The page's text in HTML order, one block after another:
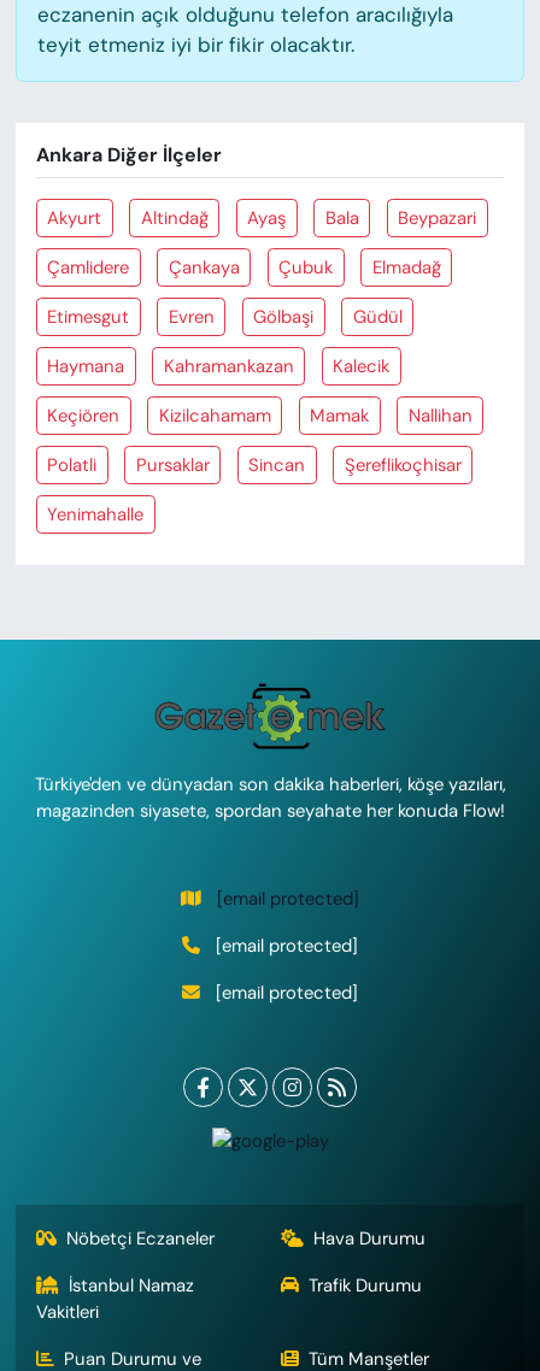
eczanenin açık olduğunu telefon aracılığıyla
teyit etmeniz iyi bir fikir olacaktır.
Ankara Diğer İlçeler
Akyurt Altindağ Ayaş Bala Beypazari
Çamlidere Çankaya Çubuk Elmadağ
Etimesgut Evren Gölbaşi Güdül
Haymana Kahramankazan Kalecik
Keçiören Kizilcahamam Mamak Nallihan
Polatli Pursaklar Sincan Şereflikoçhisar
Yenimahalle
Türkiye'den ve dünyadan son dakika haberleri, köşe yazıları,
magazinden siyasete, spordan seyahate her konuda Flow!
[email protected]
[email protected]
[email protected]
Nöbetçi Eczaneler
Hava Durumu
İstanbul Namaz
Vakitleri
Trafik Durumu
Puan Durumu ve Tüm Manşetler